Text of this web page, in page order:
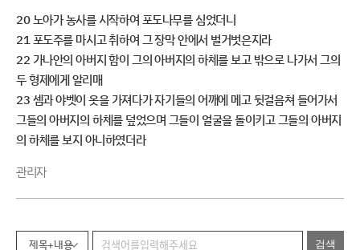
20 노아가 농사를 시작하여 포도나무를 심었더니
21 포도주를 마시고 취하여 그 장막 안에서 벌거벗은지라
22 가나안의 아버지 함이 그의 아버지의 하체를 보고 밖으로 나가서 그의
두 형제에게 알리매
23 셈과 야벳이 옷을 가져다가 자기들의 어깨에 메고 뒷걸음쳐 들어가서
그들의 아버지의 하체를 덮었으며 그들이 얼굴을 돌이키고 그들의 아버지
의 하체를 보지 아니하였더라
관리자
제목+내용